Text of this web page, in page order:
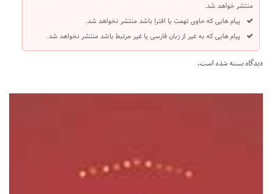
منتشر خواهد شد.
پیام هایی که حاوی تهمت یا افترا باشد منتشر نخواهد شد.
پیام هایی که به غیر از زبان فارسی یا غیر مرتبط باشد منتشر نخواهد شد.
دیدگاه بسته شده است.